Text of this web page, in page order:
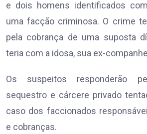
e dois homens identificados
uma facção criminosa. O crime
pela cobrança de uma suposta
teria com a idosa, sua ex-
Os suspeitos responderão
sequestro e cárcere privado
caso dos faccionados
e cobranças.